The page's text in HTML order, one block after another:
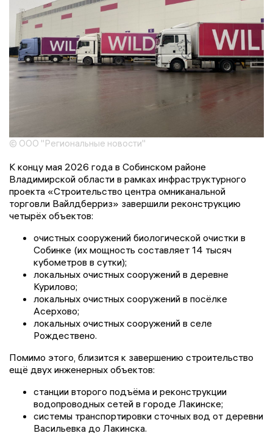
© ООО "Региональные новости"
К концу мая 2026 года в Собинском районе
Владимирской области в рамках инфраструктурного
проекта «Строительство центра омниканальной
торговли Вайлдберриз» завершили реконструкцию
четырёх объектов:
очистных сооружений биологической очистки в
Собинке (их мощность составляет 14 тысяч
кубометров в сутки);
локальных очистных сооружений в деревне
Курилово;
локальных очистных сооружений в посёлке
Асерхово;
локальных очистных сооружений в селе
Рождествено.
Помимо этого, близится к завершению строительство
ещё двух инженерных объектов:
станции второго подъёма и реконструкции
водопроводных сетей в городе Лакинске;
системы транспортировки сточных вод от деревни
Васильевка до Лакинска.